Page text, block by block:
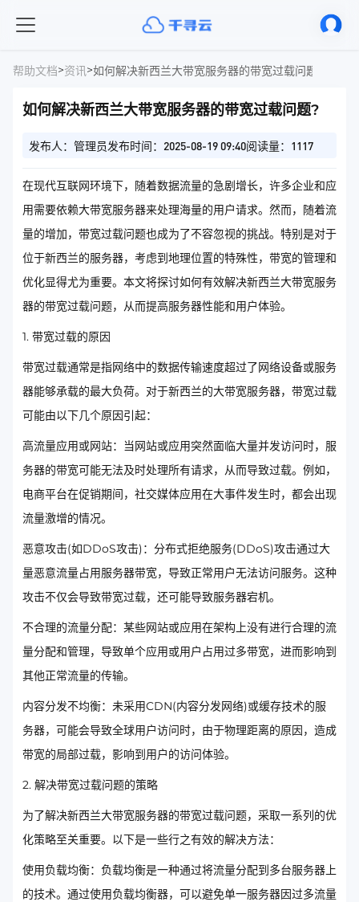
帮助文档>资讯>如何解决新西兰大带宽服务器的带宽过载问题?
如何解决新西兰大带宽服务器的带宽过载问题?
发布人：管理员发布时间：2025-08-19 09:40阅读量：1117
在现代互联网环境下，随着数据流量的急剧增长，许多企业和应
用需要依赖大带宽服务器来处理海量的用户请求。然而，随着流
量的增加，带宽过载问题也成为了不容忽视的挑战。特别是对于
位于新西兰的服务器，考虑到地理位置的特殊性，带宽的管理和
优化显得尤为重要。本文将探讨如何有效解决新西兰大带宽服务
器的带宽过载问题，从而提高服务器性能和用户体验。
1. 带宽过载的原因
带宽过载通常是指网络中的数据传输速度超过了网络设备或服务
器能够承载的最大负荷。对于新西兰的大带宽服务器，带宽过载
可能由以下几个原因引起：
高流量应用或网站：当网站或应用突然面临大量并发访问时，服
务器的带宽可能无法及时处理所有请求，从而导致过载。例如，
电商平台在促销期间，社交媒体应用在大事件发生时，都会出现
流量激增的情况。
恶意攻击(如DDoS攻击)：分布式拒绝服务(DDoS)攻击通过大
量恶意流量占用服务器带宽，导致正常用户无法访问服务。这种
攻击不仅会导致带宽过载，还可能导致服务器宕机。
不合理的流量分配：某些网站或应用在架构上没有进行合理的流
量分配和管理，导致单个应用或用户占用过多带宽，进而影响到
其他正常流量的传输。
内容分发不均衡：未采用CDN(内容分发网络)或缓存技术的服
务器，可能会导致全球用户访问时，由于物理距离的原因，造成
带宽的局部过载，影响到用户的访问体验。
2. 解决带宽过载问题的策略
为了解决新西兰大带宽服务器的带宽过载问题，采取一系列的优
化策略至关重要。以下是一些行之有效的解决方法：
使用负载均衡：负载均衡是一种通过将流量分配到多台服务器上
的技术。通过使用负载均衡器，可以避免单一服务器因过多流量